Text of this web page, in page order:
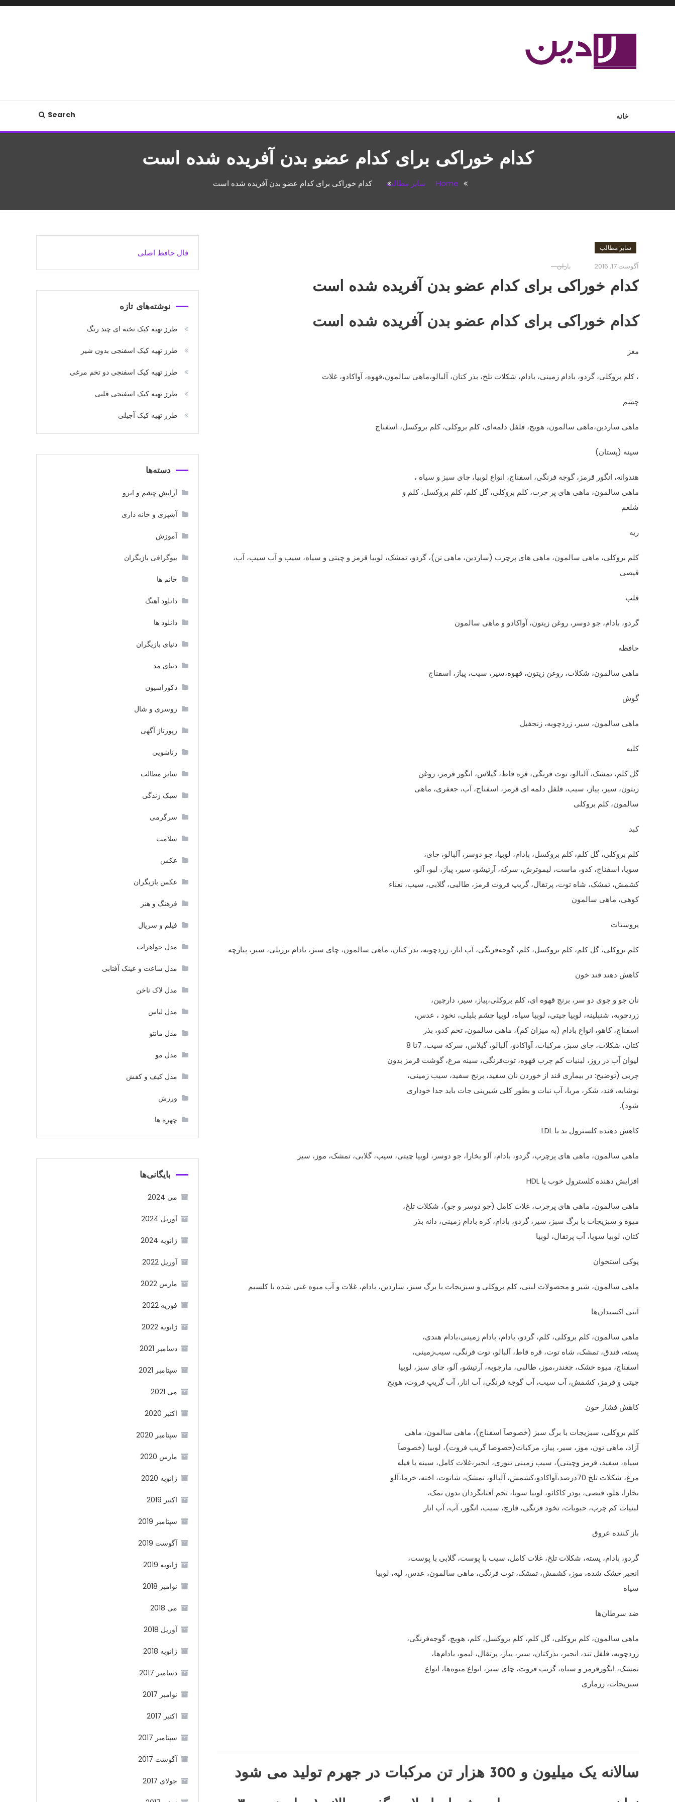
Skip
خانه Search
کدام خوراکی برای کدام عضو بدن آفریده شده است
Home سایر مطالب کدام خوراکی برای کدام عضو بدن آفریده شده است
سایر مطالب
آگوست 17, 2016 باران
کدام خوراکی برای کدام عضو بدن آفریده شده است
کدام خوراکی برای کدام عضو بدن آفریده شده است
مغز
، کلم بروکلی، گردو، بادام زمینی، بادام، شکلات تلخ، بذر کتان، آلبالو،ماهی سالمون،قهوه، آواکادو، غلات
چشم
ماهی ساردین،ماهی سالمون، هویج، فلفل دلمه‌ای، کلم بروکلی، کلم بروکسل، اسفناج
سینه (پستان)
هندوانه، انگور قرمز، گوجه فرنگی، اسفناج، انواع لوبیا، چای سبز و سیاه ،
ماهی سالمون، ماهی های پر چرب، کلم بروکلی، گل کلم، کلم بروکسل، کلم و
شلغم
ریه
کلم بروکلی، ماهی سالمون، ماهی های پرچرب (ساردین، ماهی تن)، گردو، تمشک، لوبیا قرمز و چیتی و سیاه، سیب و آب سیب، آب،
قیصی
قلب
گردو، بادام، جو دوسر، روغن زیتون، آواکادو و ماهی سالمون
حافظه
ماهی سالمون، شکلات، روغن زیتون، قهوه،سیر، سیب، پیاز، اسفناج
گوش
ماهی سالمون، سیر، زردچوبه، زنجفیل
کلیه
گل کلم، تمشک، آلبالو، توت فرنگی، قره قاط، گیلاس، انگور قرمز، روغن
زیتون، سیر، پیاز، سیب، فلفل دلمه ای قرمز، اسفناج، آب، جعفری، ماهی
سالمون، کلم بروکلی
کبد
کلم بروکلی، گل کلم، کلم بروکسل، بادام، لوبیا، جو دوسر، آلبالو، چای،
سویا، اسفناج، کدو، ماست، لیموترش، سرکه، آرتیشو، سیر، پیاز، لبو، آلو،
کشمش، تمشک، شاه توت، پرتقال، گریپ فروت قرمز، طالبی، گلابی، سیب، نعناء
کوهی، ماهی سالمون
پروستات
کلم بروکلی، گل کلم، کلم بروکسل، کلم، گوجه‌فرنگی، آب انار، زردچوبه، بذر کتان، ماهی سالمون، چای سبز، بادام برزیلی، سیر، پیازچه
کاهش دهند قند خون
نان جو و جوی دو سر، برنج قهوه ای، کلم بروکلی،پیاز، سیر، دارچین،
زردچوبه، شنبلینه، لوبیا چیتی، لوبیا سیاه، لوبیا چشم بلبلی، نخود ، عدس،
اسفناج، کاهو، انواع بادام‌ (به میزان کم)، ماهی سالمون، تخم کدو، بذر
کتان، شکلات، چای سبز، مرکبات، آواکادو، آلبالو، گیلاس، سرکه سیب، 7تا 8
لیوان آب در روز، لبنیات کم چرب قهوه، توت‌فرنگی، سینه مرغ، گوشت قرمز بدون
چربی (توضیح: در بیماری قند از خوردن نان سفید، برنج سفید، سیب زمینی،
نوشابه، قند، شکر، مربا، آب نبات و بطور کلی شیرینی جات باید جدا خوداری
شود).
کاهش دهنده کلسترول بد یا LDL
ماهی سالمون، ماهی های پرچرب، گردو، بادام، آلو بخارا، جو دوسر، لوبیا چیتی، سیب، گلابی، تمشک، موز، سیر
افزایش دهنده کلسترول خوب یا HDL
ماهی سالمون، ماهی های پرچرب، غلات کامل (جو دوسر و جو)، شکلات تلخ،
میوه و سبزیجات با برگ سبز، سیر، گردو، بادام، کره بادام زمینی، دانه بذر
کتان، لوبیا سویا، آب پرتقال، لوبیا
پوکی استخوان
ماهی سالمون، شیر و محصولات لبنی، کلم بروکلی و سبزیجات با برگ سبز، ساردین، بادام، غلات و آب میوه غنی شده با کلسیم
آنتی اکسیدان‌ها
ماهی سالمون، کلم بروکلی، کلم، گردو، بادام، بادام زمینی،بادام هندی،
پسته، فندق، تمشک، شاه توت، قره قاط، آلبالو، توت فرنگی، سیب‌زمینی،
اسفناج، میوه خشک، چغندر،موز، طالبی، مارچوبه، آرتیشو، آلو، چای سبز، لوبیا
چیتی و قرمز، کشمش، آب سیب، آب گوجه فرنگی، آب انار، آب گریپ فروت، هویج
کاهش فشار خون
کلم بروکلی، سبزیجات با برگ سبز (خصوصاَ اسفناج)، ماهی سالمون، ماهی
آزاد، ماهی تون، موز، سیر، پیاز، مرکبات(خصوصا گریپ فروت)، لوبیا (خصوصاَ
سیاه، سفید، قرمز وچیتی)، سیب زمینی تنوری، انجیر،غلات کامل، سینه یا فیله
مرغ، شکلات تلخ 70درصد،آواکادو،کشمش، آلبالو، تمشک، شاتوت، اخته، خرما،آلو
بخارا، هلو، قیصی، پودر کاکائو، لوبیا سویا، تخم آفتابگردان بدون نمک،
لبنیات کم چرب، حبوبات، نخود فرنگی، قارچ، سیب، انگور، آب، آب انار
باز کننده عروق
گردو، بادام، پسته، شکلات تلخ، غلات کامل، سیب با پوست، گلابی با پوست،
انجیر خشک شده، موز، کشمش، تمشک، توت فرنگی، ماهی سالمون، عدس، لپه، لوبیا
سیاه
ضد سرطان‌ها
ماهی سالمون، کلم بروکلی، گل کلم، کلم بروکسل، کلم، هویچ، گوجه‌فرنگی،
زردچوبه، فلفل تند، انجیر، بذرکتان، سیر، پیاز، پرتقال، لیمو، بادام‌ها،
تمشک، انگورقرمز و سیاه، گریپ فروت، چای سبز، انواع میوه‌ها، انواع
سبزیجات، رزماری
سالانه یک میلیون و 300 هزار تن مرکبات در جهرم تولید می شود
فال حافظ اصلی
نوشته‌های تازه
طرز تهیه کیک تخته ای چند رنگ
طرز تهیه کیک اسفنجی بدون شیر
طرز تهیه کیک اسفنجی دو تخم مرغی
طرز تهیه کیک اسفنجی قلبی
طرز تهیه کیک آجیلی
دسته‌ها
آرایش چشم و ابرو
آشپزی و خانه داری
آموزش
بیوگرافی بازیگران
خانم ها
دانلود آهنگ
دانلود ها
دنیای بازیگران
دنیای مد
دکوراسیون
روسری و شال
رپورتاژ آگهی
زناشویی
سایر مطالب
سبک زندگی
سرگرمی
سلامت
عکس
عکس بازیگران
فرهنگ و هنر
فیلم و سریال
مدل جواهرات
مدل ساعت و عینک آفتابی
مدل لاک ناخن
مدل لباس
مدل مانتو
مدل مو
مدل کیف و کفش
ورزش
چهره ها
بایگانی‌ها
می 2024
آوریل 2024
ژانویه 2024
آوریل 2022
مارس 2022
فوریه 2022
ژانویه 2022
دسامبر 2021
سپتامبر 2021
می 2021
اکتبر 2020
سپتامبر 2020
مارس 2020
ژانویه 2020
اکتبر 2019
سپتامبر 2019
آگوست 2019
ژانویه 2019
نوامبر 2018
می 2018
آوریل 2018
ژانویه 2018
دسامبر 2017
نوامبر 2017
اکتبر 2017
سپتامبر 2017
آگوست 2017
جولای 2017